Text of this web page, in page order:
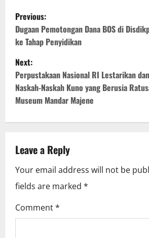
P
o
s
t
n
a
v
i
g
a
t
Previous:
Dugaan Pemotongan Dana BOS di
ke Tahap Penyidikan
Next:
Perpustakaan Nasional RI Lestarikan
Naskah-Naskah Kuno yang Berusia
Museum Mandar Majene
Leave a Reply
Your email address will not be
fields are marked *
Comment*